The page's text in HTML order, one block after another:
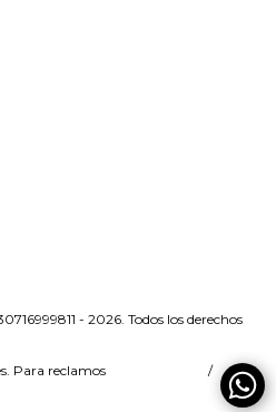
- 2026. Todos los derechos
Para reclamos
/